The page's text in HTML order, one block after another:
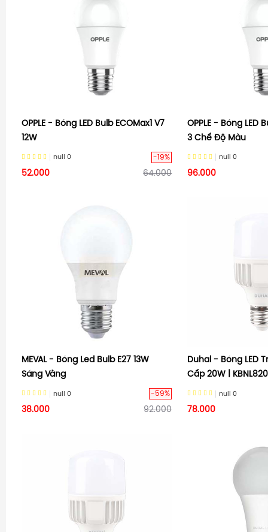
OPPLE - Bóng LED Bulb ECOMax1 V7
12W
null 0 -19%
52.000 64.000
OPPLE - Bóng LED
3 Chế Độ Màu
null 0
96.000
MEVAL - Bóng Led Bulb E27 13W
Sáng Vàng
null 0 -59%
38.000 92.000
Duhal - Bóng LED
Cấp 20W | KBNL820
null 0
78.000